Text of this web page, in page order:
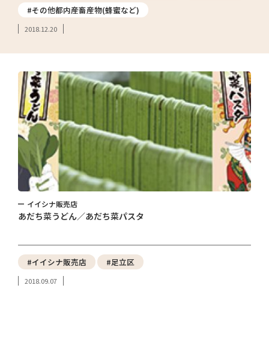
#その他都内産畜産物(蜂蜜など)
2018.12.20
イイシナ販売店
あだち菜うどん／あだち菜パスタ
#イイシナ販売店 #足立区
2018.09.07